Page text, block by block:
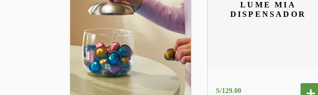
LUME MIA
DISPENSADOR
S/129.00